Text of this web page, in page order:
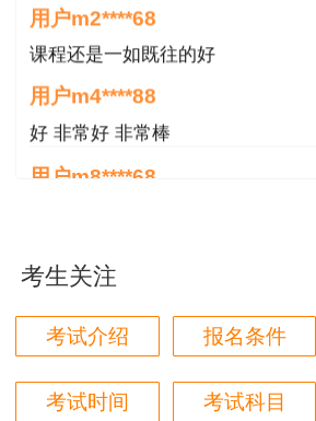
用户m4****88
好
用户m6****66
好
用户m6****66
考生关注
考试介绍 报名条件
考试时间 考试科目